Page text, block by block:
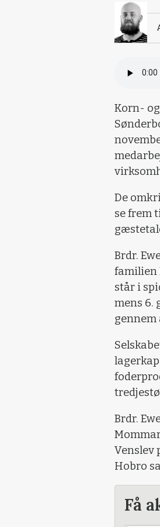
Korn-
De
se frem
Brdr.
familien
står i
mens 6.
gennem
Brdr.
Venslev
Hobro
Få